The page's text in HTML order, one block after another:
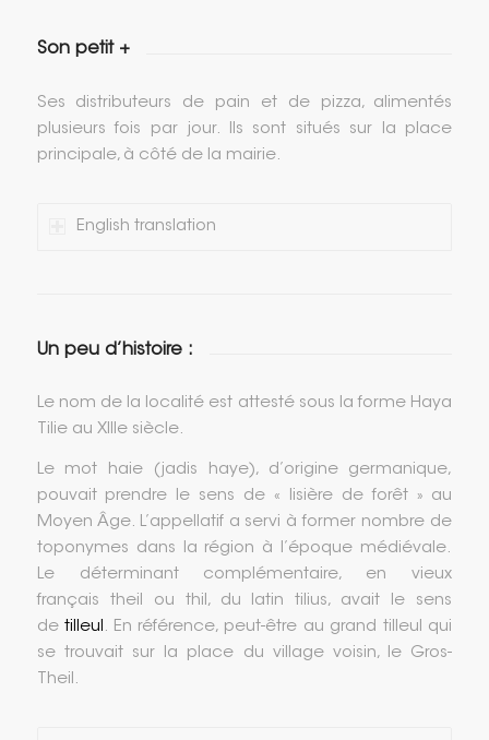
Son petit +
Ses distributeurs de pain et de pizza, alimentés
plusieurs fois par jour. Ils sont situés sur la place
principale, à côté de la mairie.
English translation
Un peu d’histoire :
Le nom de la localité est attesté sous la forme Haya
Tilie au XIIIe siècle.
Le mot haie (jadis haye), d’origine germanique,
pouvait prendre le sens de « lisière de forêt » au
Moyen Âge. L’appellatif a servi à former nombre de
toponymes dans la région à l’époque médiévale.
Le déterminant complémentaire, en vieux
français theil ou thil, du latin tilius, avait le sens
detilleul . En référence, peut-être au grand tilleul qui
se trouvait sur la place du village voisin, le Gros-
Theil.